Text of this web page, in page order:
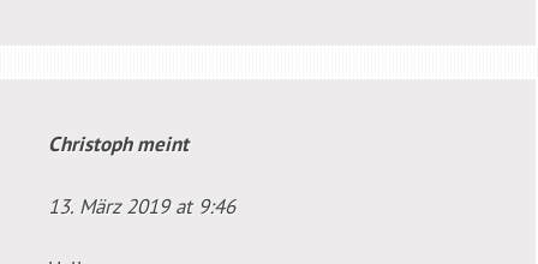
Christophmeint
13. März 2019 at 9:46